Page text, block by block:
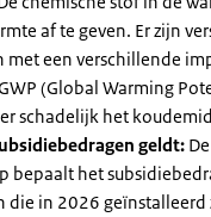
af te geven. Er zijn
een verschillende
(Global Warming
schadelijk het
geldt:
bepaalt het
die in 2026 geïnstalleerd